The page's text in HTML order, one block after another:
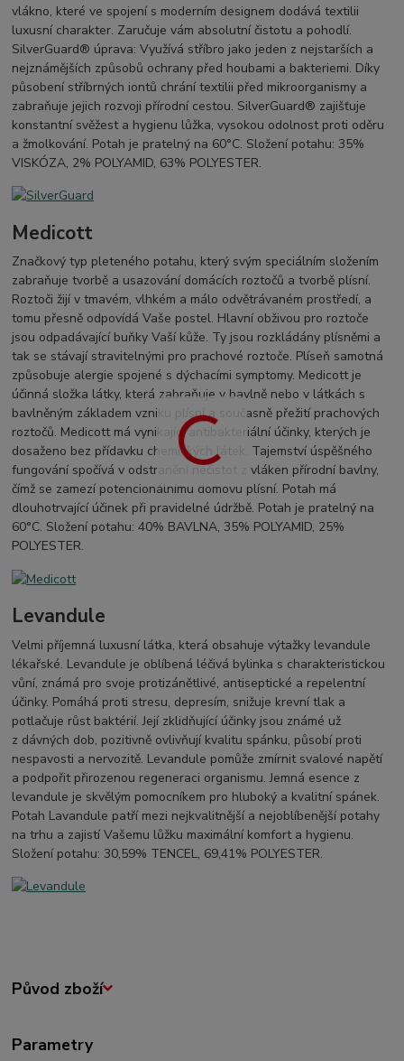
vlákno, které ve spojení s moderním designem dodává textilii
luxusní charakter. Zaručuje vám absolutní čistotu a pohodlí.
SilverGuard® úprava: Využívá stříbro jako jeden z nejstarších a
nejznámějších způsobů ochrany před houbami a bakteriemi. Díky
působení stříbrných iontů chrání textilii před mikroorganismy a
zabraňuje jejich rozvoji přírodní cestou. SilverGuard® zajišťuje
konstantní svěžest a hygienu lůžka, vysokou odolnost proti oděru
a žmolkování. Potah je pratelný na 60°C. Složení potahu: 35%
VISKÓZA, 2% POLYAMID, 63% POLYESTER.
Medicott
Značkový typ pleteného potahu, který svým speciálním složením
zabraňuje tvorbě a usazování domácích roztočů a tvorbě plísní.
Roztoči žijí v tmavém, vlhkém a málo odvětrávaném prostředí, a
tomu přesně odpovídá Vaše postel. Hlavní obživou pro roztoče
jsou odpadávající buňky Vaší kůže. Ty jsou rozkládány plísněmi a
tak se stávají stravitelnými pro prachové roztoče. Plíseň samotná
způsobuje alergie spojené s dýchacími symptomy. Medicott je
účinná složka látky, která zabraňuje v bavlně nebo v látkách s
bavlněným základem vzniku plísní a současně přežití prachových
roztočů. Medicott má vynikající antibakteriální účinky, kterých je
dosaženo bez přídavku chemických látek. Tajemství úspěšného
fungování spočívá v odstranění nečistot z vláken přírodní bavlny,
čímž se zamezí potencionálnímu domovu plísní. Potah má
dlouhotrvající účinek při pravidelné údržbě. Potah je pratelný na
60°C. Složení potahu: 40% BAVLNA, 35% POLYAMID, 25%
POLYESTER.
Levandule
Velmi příjemná luxusní látka, která obsahuje výtažky levandule
lékařské. Levandule je oblíbená léčivá bylinka s charakteristickou
vůní, známá pro svoje protizánětlivé, antiseptické a repelentní
účinky. Pomáhá proti stresu, depresím, snižuje krevní tlak a
potlačuje růst baktérií. Její zklidňující účinky jsou známé už
z dávných dob, pozitivně ovlivňují kvalitu spánku, působí proti
nespavosti a nervozitě. Levandule pomůže zmírnit svalové napětí
a podpořit přirozenou regeneraci organismu. Jemná esence z
levandule je skvělým pomocníkem pro hluboký a kvalitní spánek.
Potah Lavandule patří mezi nejkvalitnější a nejoblíbenější potahy
na trhu a zajistí Vašemu lůžku maximální komfort a hygienu.
Složení potahu: 30,59% TENCEL, 69,41% POLYESTER.
Původ zboží
Parametry